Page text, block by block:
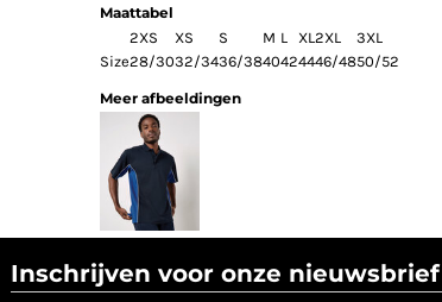
Maattabel
2XS
XS S M L XL2XL
3XL
Size28/3032/3436/3840424446/4850/52
Meer afbeeldingen
Inschrijven voor onze nieuwsbrief